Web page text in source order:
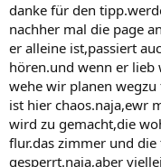
danke für den
nachher mal die page
er alleine ist,passiert
hören.und wenn er lieb
wehe wir planen
ist hier chaos.naja,ewr
wird zu gemacht,die
flur.das zimmer und
gesperrt.naja,aber